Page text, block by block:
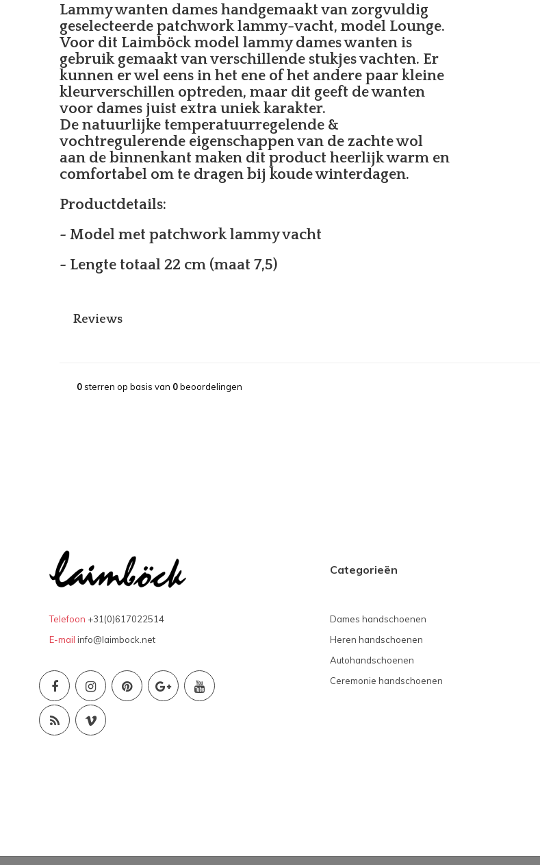
Lammy wanten dames handgemaakt van zorgvuldig
geselecteerde patchwork lammy-vacht, model Lounge.
Voor dit Laimböck model lammy dames wanten is
gebruik gemaakt van verschillende stukjes vachten. Er
kunnen er wel eens in het ene of het andere paar kleine
kleurverschillen optreden, maar dit geeft de wanten
voor dames juist extra uniek karakter.
De natuurlijke temperatuurregelende &
vochtregulerende eigenschappen van de zachte wol
aan de binnenkant maken dit product heerlijk warm en
comfortabel om te dragen bij koude winterdagen.
Productdetails:
- Model met patchwork lammy vacht
- Lengte totaal 22 cm (maat 7,5)
Reviews
0sterren op basis van 0beoordelingen
Telefoon +31(0)617022514
E-mail info@laimbock.net
Categorieën
Dames handschoenen
Heren handschoenen
Autohandschoenen
Ceremonie handschoenen